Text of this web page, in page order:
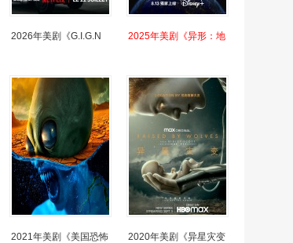
2026年美剧《G.I.G.N 2025年美剧《异形：地
2021年美剧《美国恐怖 2020年美剧《异星灾变